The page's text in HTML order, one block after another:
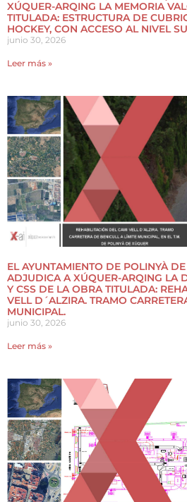
XÚQUER-ARQING LA MEMORIA
TITULADA: ESTRUCTURA DE
HOCKEY, CON ACCESO AL NIVEL
junio 30, 2026
Leer más »
EL AYUNTAMIENTO DE POLINYÀ
ADJUDICA A XÚQUER-ARQING LA
Y CSS DE LA OBRA TITULADA:
VELL D´ALZIRA. TRAMO
MUNICIPAL.
junio 30, 2026
Leer más »